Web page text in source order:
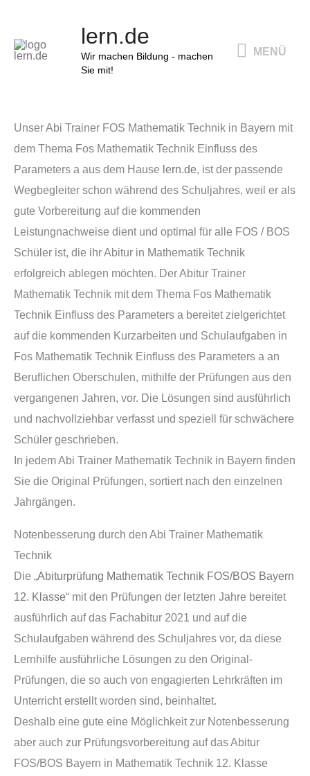
springen
lern.de
Wir machen Bildung - machen
Sie mit!
MENÜ
Unser Abi Trainer FOS Mathematik Technik in Bayern mit
dem Thema Fos Mathematik Technik Einfluss des
Parameters a aus dem Hause lern.de, ist der passende
Wegbegleiter schon während des Schuljahres, weil er als
gute Vorbereitung auf die kommenden
Leistungnachweise dient und optimal für alle FOS / BOS
Schüler ist, die ihr Abitur in Mathematik Technik
erfolgreich ablegen möchten. Der Abitur Trainer
Mathematik Technik mit dem Thema Fos Mathematik
Technik Einfluss des Parameters a bereitet zielgerichtet
auf die kommenden Kurzarbeiten und Schulaufgaben in
Fos Mathematik Technik Einfluss des Parameters a an
Beruflichen Oberschulen, mithilfe der Prüfungen aus den
vergangenen Jahren, vor. Die Lösungen sind ausführlich
und nachvollziehbar verfasst und speziell für schwächere
Schüler geschrieben.
In jedem Abi Trainer Mathematik Technik in Bayern finden
Sie die Original Prüfungen, sortiert nach den einzelnen
Jahrgängen.
Notenbesserung durch den Abi Trainer Mathematik
Technik
Die „Abiturprüfung Mathematik Technik FOS/BOS Bayern
12. Klasse“ mit den Prüfungen der letzten Jahre bereitet
ausführlich auf das Fachabitur 2021 und auf die
Schulaufgaben während des Schuljahres vor, da diese
Lernhilfe ausführliche Lösungen zu den Original-
Prüfungen, die so auch von engagierten Lehrkräften im
Unterricht erstellt worden sind, beinhaltet.
Deshalb eine gute eine Möglichkeit zur Notenbesserung
aber auch zur Prüfungsvorbereitung auf das Abitur
FOS/BOS Bayern in Mathematik Technik 12. Klasse